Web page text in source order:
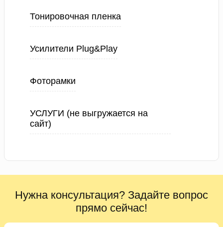
Тонировочная пленка
Усилители Plug&Play
Фоторамки
УСЛУГИ (не выгружается на
сайт)
Нужна консультация? Задайте вопрос
прямо сейчас!